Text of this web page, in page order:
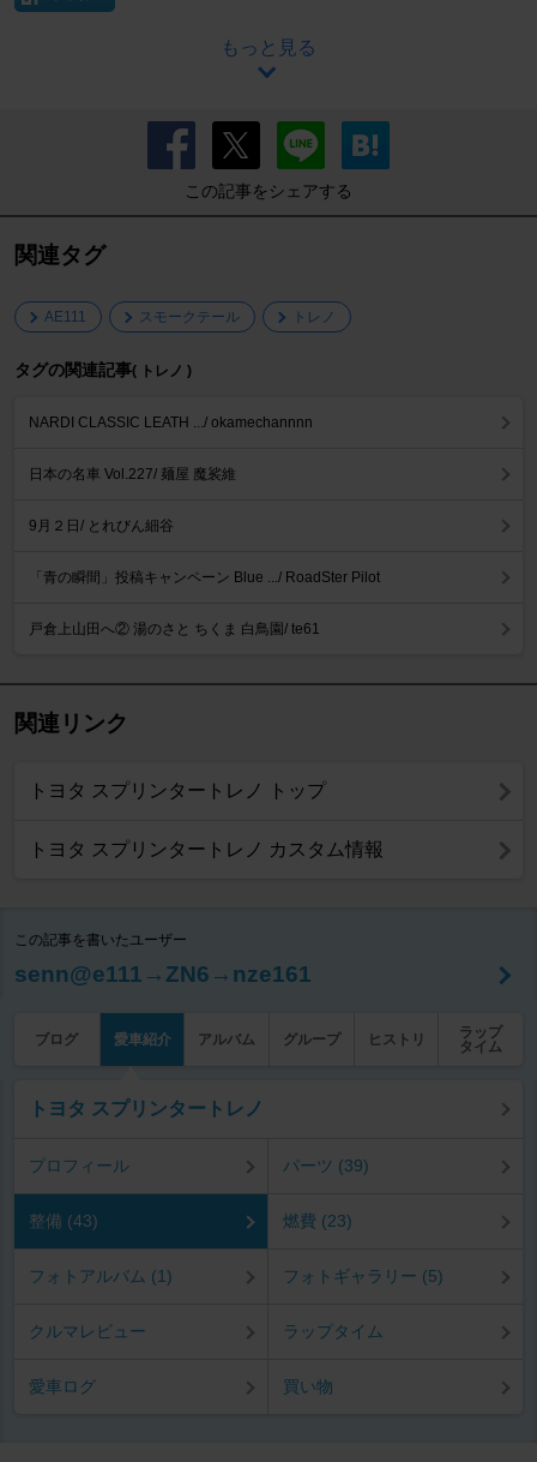
もっと見る
この記事をシェアする
関連タグ
AE111 スモークテール トレノ
タグの関連記事( トレノ )
NARDI CLASSIC LEATH .../ okamechannnn
日本の名車 Vol.227/ 麺屋 魔裟維
9月２日/ とれびん細谷
「青の瞬間」投稿キャンペーン Blue .../ RoadSter Pilot
戸倉上山田へ② 湯のさと ちくま 白鳥園/ te61
関連リンク
トヨタ スプリンタートレノ トップ
トヨタ スプリンタートレノ カスタム情報
この記事を書いたユーザー
senn@e111→ZN6→nze161
ブログ 愛車紹介 アルバム グループ ヒストリ
ラップ
タイム
トヨタ スプリンタートレノ
プロフィール パーツ (39)
整備 (43) 燃費 (23)
フォトアルバム (1) フォトギャラリー (5)
クルマレビュー ラップタイム
愛車ログ 買い物